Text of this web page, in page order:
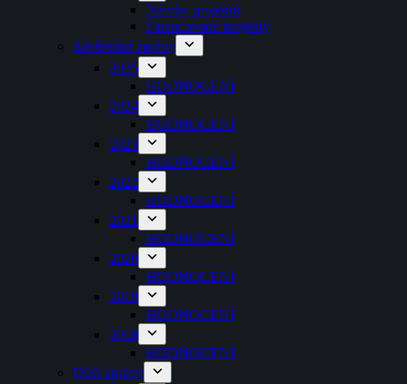
Návrhy projektů
Financované projekty
Závěrečné zprávy
2025
HODNOCENÍ
2024
HODNOCENÍ
2023
HODNOCENÍ
2022
HODNOCENÍ
2021
HODNOCENÍ
2020
HODNOCENÍ
2019
HODNOCENÍ
2018
HODNOCENÍ
Dílčí zprávy